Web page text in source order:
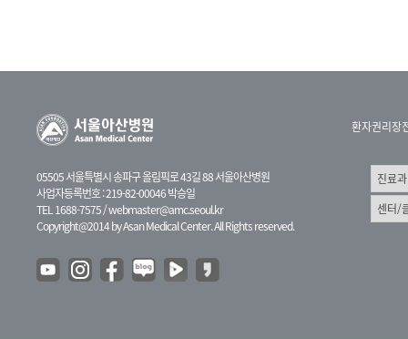
05505 서울특별시 송파구 올림픽로 43길 88 서울아산병원
사업자등록번호 : 219-82-00046 박승일
TEL 1688-7575 /webmaster@amc.seoul.kr
Copyright@2014 by Asan Medical Center. All Rights reserved.
환자권리장